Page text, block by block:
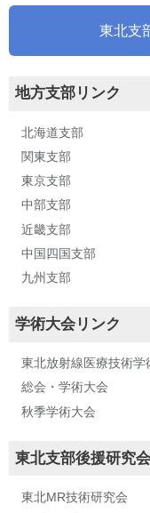
東北支
地方支部リンク
北海道支部
関東支部
東京支部
中部支部
近畿支部
中国四国支部
九州支部
学術大会リンク
東北放射線医療技術学
総会・学術大会
秋季学術大会
東北支部後援研究
東北MR技術研究会